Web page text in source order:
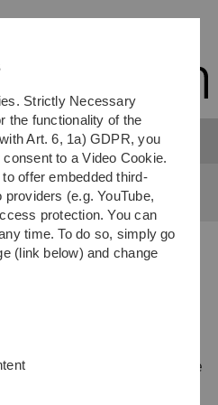
Skip
Skip
Skip
Skip
Activities & materials
bieten eine sehr gute
digital und
Aktivität Zoom können Sie
Ihres Moodle Kurses
Strictly Necessary
the functionality of the
Art. 6, 1a) GDPR, you
to a Video Cookie.
offer embedded third-
(e.g. YouTube,
protection. You can
time. To do so, simply go
(link below) and change